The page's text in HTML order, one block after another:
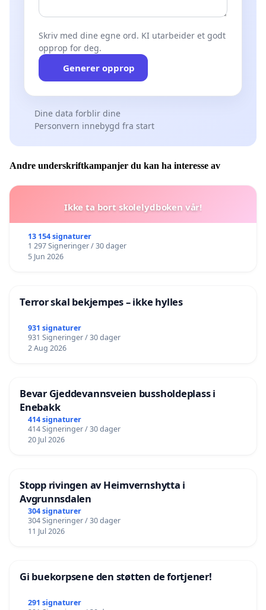
Skriv med dine egne ord. KI utarbeider et godt
opprop for deg.
Generer opprop
Dine data forblir dine
Personvern innebygd fra start
Andre underskriftkampanjer du kan ha interesse av
Ikke ta bort skolelydboken vår!
13 154 signaturer
1 297 Signeringer / 30 dager
5 Jun 2026
Terror skal bekjempes – ikke hylles
931 signaturer
931 Signeringer / 30 dager
2 Aug 2026
Bevar Gjeddevannsveien bussholdeplass i
Enebakk
414 signaturer
414 Signeringer / 30 dager
20 Jul 2026
Stopp rivingen av Heimvernshytta i
Avgrunnsdalen
304 signaturer
304 Signeringer / 30 dager
11 Jul 2026
Gi buekorpsene den støtten de fortjener!
291 signaturer